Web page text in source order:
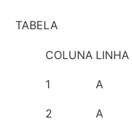
TABELA
COLUNA LINHA
1 A
2 A